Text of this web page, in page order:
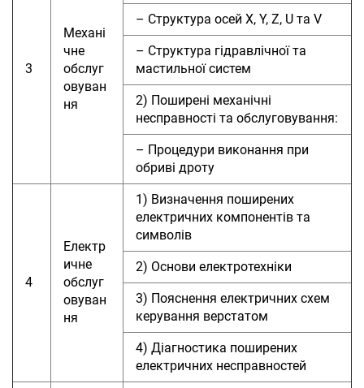
3
Механі
чне
обслуг
овуван
ня
– Структура осей X, Y, Z, U та V
– Структура гідравлічної та
мастильної систем
2) Поширені механічні
несправності та обслуговування:
– Процедури виконання при
обриві дроту
4
Електр
ичне
обслуг
овуван
ня
1) Визначення поширених
електричних компонентів та
символів
2) Основи електротехніки
3) Пояснення електричних схем
керування верстатом
4) Діагностика поширених
електричних несправностей